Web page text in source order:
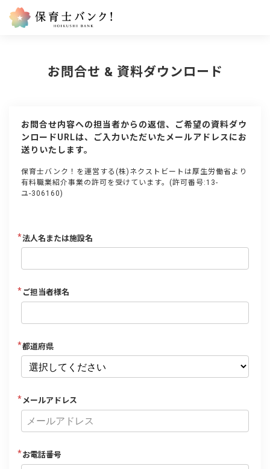
お問合せ & 資料ダウンロード
お問合せ内容への担当者からの返信、ご希望の資料ダウ
ンロードURLは、ご入力いただいたメールアドレスにお
送りいたします。
保育士バンク！を運営する(株)ネクストビートは厚生労働省より
有料職業紹介事業の許可を受けています。(許可番号:13-
ユ-306160)
法人名または施設名
ご担当者様名
都道府県
メールアドレス
お電話番号